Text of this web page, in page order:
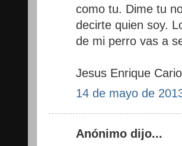
como tu. Dime tu
decirte quien soy.
de mi perro vas a
Jesus Enrique
14 de mayo de
Anónimo dijo...